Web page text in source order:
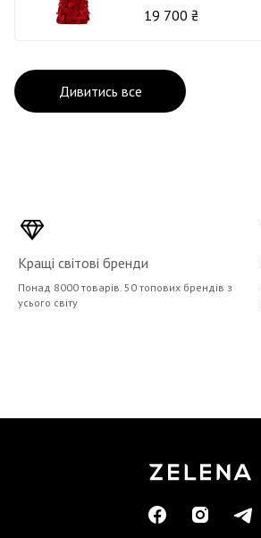
19 700 ₴
Дивитись все
Кращі світові бренди
Понад 8000 товарів. 50 топових брендів з
усього світу